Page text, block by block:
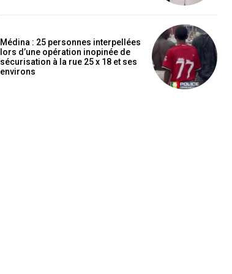
Médina : 25 personnes interpellées
lors d’une opération inopinée de
sécurisation à la rue 25 x 18 et ses
environs